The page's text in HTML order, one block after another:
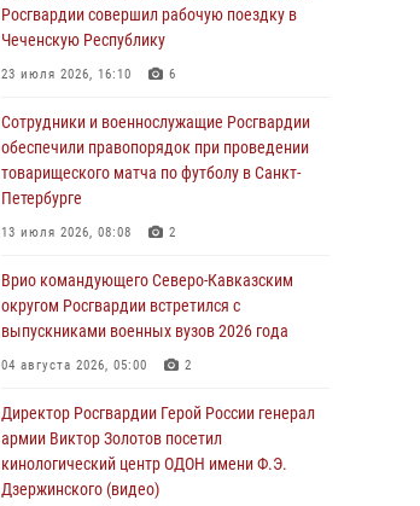
«Поезда Победы» в Кузбассе
08 августа 2026, 07:00
Росгвардии встретились с участником
патриотического проекта «Дорогой
Ломоносова — дорогой к Победе в СВО»
(видео)
08 августа 2026, 07:00
В Кабардино-Балкарии сотрудники
Росгвардии провели турнир по настольному
теннису ко Дню физкультурника
08 августа 2026, 07:00
ОМОН «Ойрат» Управления Росгвардии по
Республике Калмыкия исполнилось 20 лет
08 августа 2026, 07:00
Росгвардии совершил рабочую поездку в
Чеченскую Республику
23 июля 2026, 16:10 6
Сотрудники и военнослужащие Росгвардии
обеспечили правопорядок при проведении
товарищеского матча по футболу в Санкт-
Петербурге
13 июля 2026, 08:08 2
Врио командующего Северо-Кавказским
округом Росгвардии встретился с
выпускниками военных вузов 2026 года
04 августа 2026, 05:00 2
Директор Росгвардии Герой России генерал
армии Виктор Золотов посетил
кинологический центр ОДОН имени Ф.Э.
Дзержинского (видео)